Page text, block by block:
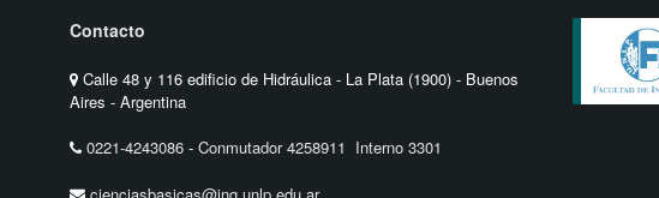
Contacto
Calle 48 y 116 edificio de Hidráulica - La Plata (1900) - Buenos
Aires - Argentina
0221-4243086 -Conmutador 4258911 Interno 3301